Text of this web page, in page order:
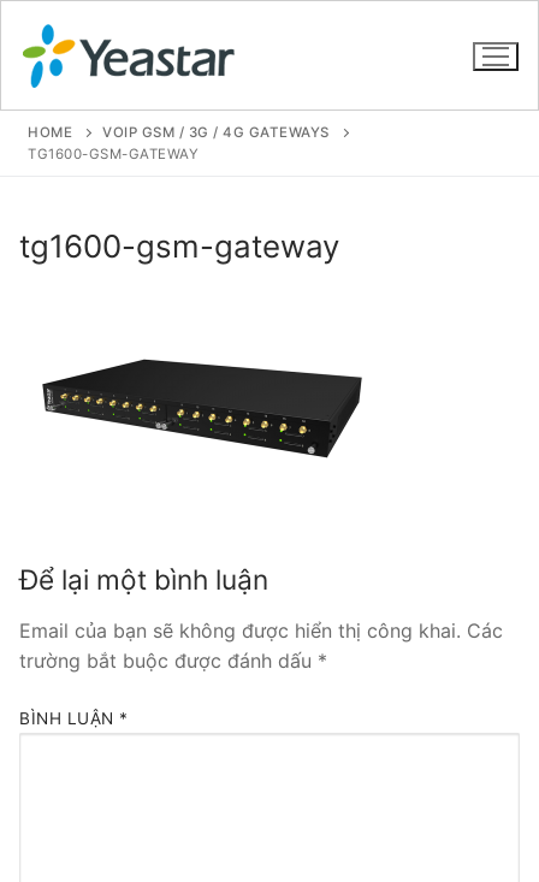
SẢN PHẨM
Tổng đài VoIP Yeastar S412
Tổng đài VoIP Yeastar S20
Tổng đài VoIP Yeastar S300
HOSTED PHONE SYSTEM
IPPBX FOR LARGE ENTERPRISES
HOME
VOIP GSM / 3G / 4G GATEWAYS
TG1600-GSM-GATEWAY
tg1600-gsm-gateway
Để lại một bình luận
Email của bạn sẽ không được hiển thị công khai. Các
trường bắt buộc được đánh dấu *
BÌNH LUẬN *